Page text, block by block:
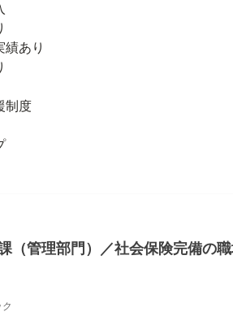
績あり
制度
（管理部門）／社会保険完備の